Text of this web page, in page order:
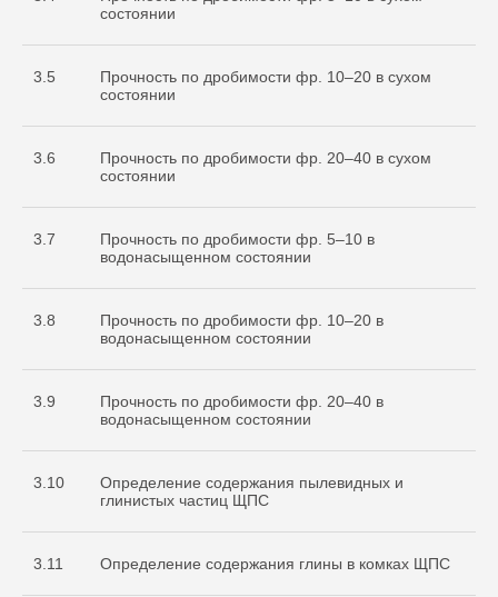
состоянии
3.5
Прочность по дробимости фр. 10–20 в сухом
состоянии
3.6
Прочность по дробимости фр. 20–40 в сухом
состоянии
3.7
Прочность по дробимости фр. 5–10 в
водонасыщенном состоянии
3.8
Прочность по дробимости фр. 10–20 в
водонасыщенном состоянии
3.9
Прочность по дробимости фр. 20–40 в
водонасыщенном состоянии
3.10
Определение содержания пылевидных и
глинистых частиц ЩПС
3.11 Определение содержания глины в комках ЩПС